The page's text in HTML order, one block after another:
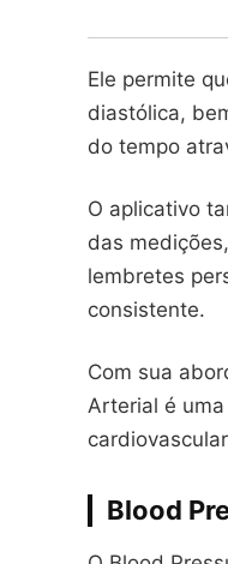
Ele permite
diastólica,
do tempo
O aplicativo
das
lembretes
consistente.
Com sua
Arterial é
Blood